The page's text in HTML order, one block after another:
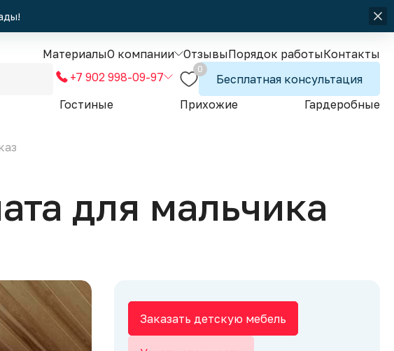
МатериалыО компании ОтзывыПорядок работыКонтакты
+7 902 998-09-97
0
Бесплатная консультация
Гостиные Прихожие Гардеробные
для мальчика
Заказать детскую мебель